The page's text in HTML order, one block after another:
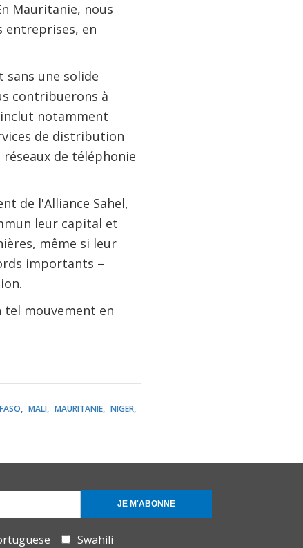
Mauritanie, nous
entreprises, en
sans une solide
contribuerons à
notamment
de distribution
de téléphonie
de l'Alliance Sahel,
leur capital et
même si leur
importants –
tel mouvement en
MALI MAURITANIE
NIGER
Swahili
JE M'ABONNE